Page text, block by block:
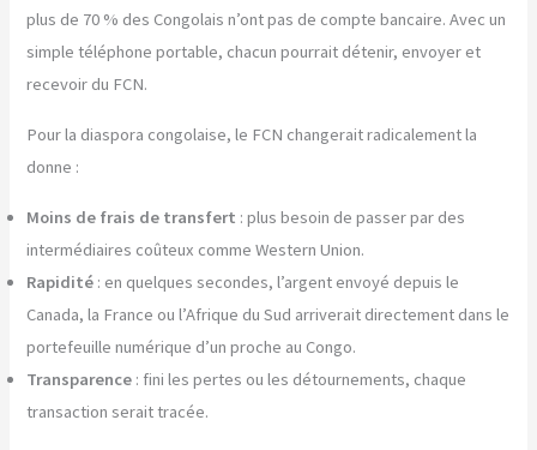
plus de 70 % des Congolais n’ont pas de compte bancaire. Avec un
simple téléphone portable, chacun pourrait détenir, envoyer et
recevoir du FCN.
Pour la diaspora congolaise, le FCN changerait radicalement la
donne :
Moins de frais de transfert : plus besoin de passer par des
intermédiaires coûteux comme Western Union.
Rapidité : en quelques secondes, l’argent envoyé depuis le
Canada, la France ou l’Afrique du Sud arriverait directement dans le
portefeuille numérique d’un proche au Congo.
Transparence : fini les pertes ou les détournements, chaque
transaction serait tracée.